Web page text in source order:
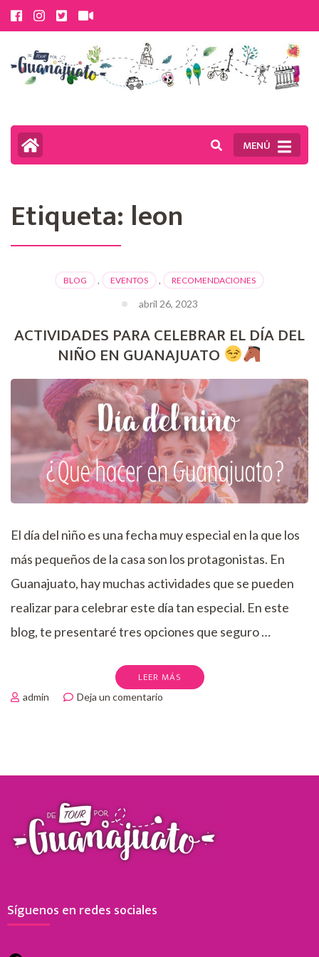
Saltar
al
contenido
(presiona
tecla
Intro)
MENÚ
Etiqueta: leon
BLOG , EVENTOS , RECOMENDACIONES
abril 26, 2023
ACTIVIDADES PARA CELEBRAR EL DÍA DEL
NIÑO EN GUANAJUATO
El día del niño es una fecha muy especial en la que los
más pequeños de la casa son los protagonistas. En
Guanajuato, hay muchas actividades que se pueden
realizar para celebrar este día tan especial. En este
blog, te presentaré tres opciones que seguro …
LEER MÁS
admin Deja un comentario
EN
GUANAJUATO
Síguenos en redes sociales